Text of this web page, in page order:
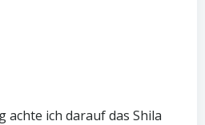
achte ich darauf das Shila